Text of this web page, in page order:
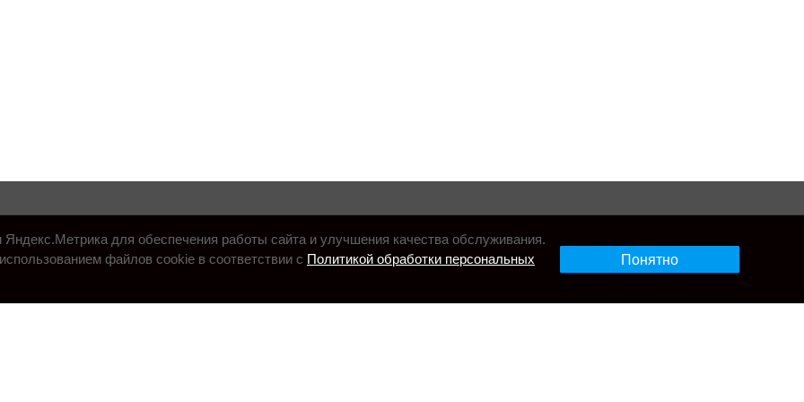
для обеспечения работы сайта и улучшения качества обслуживания.
файлов cookie в соответствии с Политикой обработки персональных
Понятно